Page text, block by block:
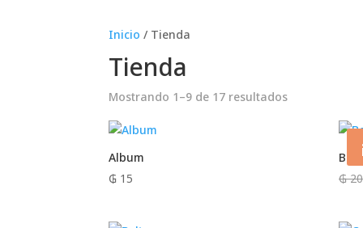
Inicio / Tienda
Tienda
Mostrando 1–9 de 17 resultados
Album
₲ 15
₲20